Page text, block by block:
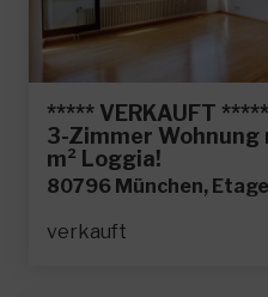
***** VERKAUFT
3-Zimmer Wohnung
m² Loggia!
80796 München,
verkauft